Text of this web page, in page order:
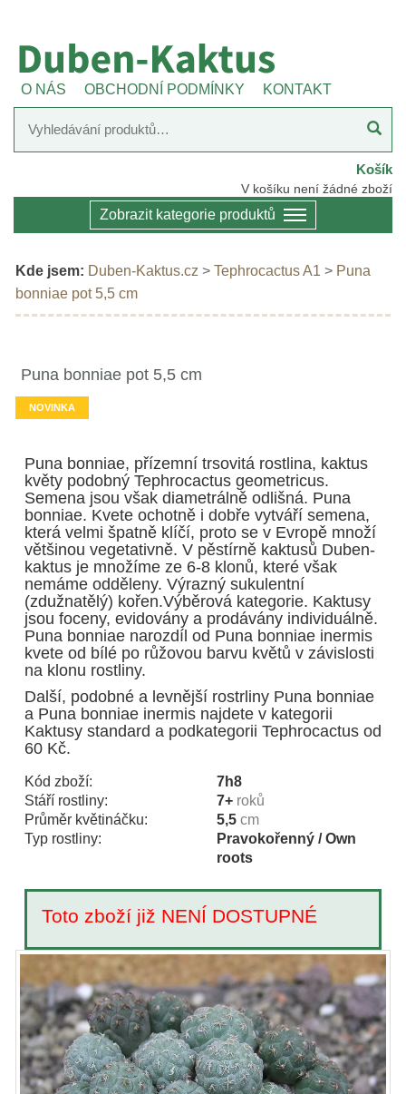
O NÁS OBCHODNÍ PODMÍNKY KONTAKT
Košík
V košíku není žádné zboží
Zobrazit kategorie produktů
Kde jsem: Duben-Kaktus.cz > Tephrocactus A1 > Puna
bonniae pot 5,5 cm
Puna bonniae pot 5,5 cm
NOVINKA
Puna bonniae, přízemní trsovitá rostlina, kaktus
květy podobný Tephrocactus geometricus.
Semena jsou však diametrálně odlišná. Puna
bonniae. Kvete ochotně i dobře vytváří semena,
která velmi špatně klíčí, proto se v Evropě množí
většinou vegetativně. V pěstírně kaktusů Duben-
kaktus je množíme ze 6-8 klonů, které však
nemáme odděleny. Výrazný sukulentní
(zdužnatělý) kořen.Výběrová kategorie. Kaktusy
jsou foceny, evidovány a prodávány individuálně.
Puna bonniae narozdíl od Puna bonniae inermis
kvete od bílé po růžovou barvu květů v závislosti
na klonu rostliny.
Další, podobné a levnější rostrliny Puna bonniae
a Puna bonniae inermis najdete v kategorii
Kaktusy standard a podkategorii Tephrocactus od
60 Kč.
Kód zboží:
7h8
Stáří rostliny:
7+ roků
Průměr květináčku:
5,5 cm
Typ rostliny:
Pravokořenný / Own
roots
Toto zboží již NENÍ DOSTUPNÉ